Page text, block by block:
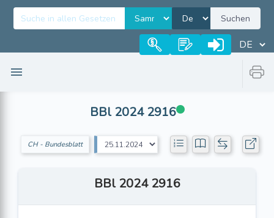
Suchen
BBl 2024 2916
CH - Bundesblatt
BBl 2024 2916